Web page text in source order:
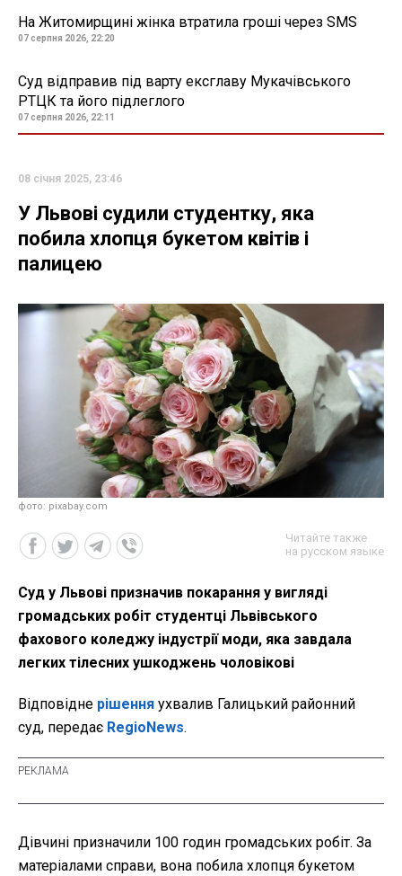
На Житомирщині жінка втратила гроші через SMS
07 серпня 2026, 22:20
Суд відправив під варту ексглаву Мукачівського
РТЦК та його підлеглого
07 серпня 2026, 22:11
08 січня 2025, 23:46
У Львові судили студентку, яка
побила хлопця букетом квітів і
палицею
фото: pixabay.com
Читайте также
на русском языке
Суд у Львові призначив покарання у вигляді
громадських робіт студентці Львівського
фахового коледжу індустрії моди, яка завдала
легких тілесних ушкоджень чоловікові
Відповідне рішення ухвалив Галицький районний
суд, передає RegioNews.
Дівчині призначили 100 годин громадських робіт. За
матеріалами справи, вона побила хлопця букетом